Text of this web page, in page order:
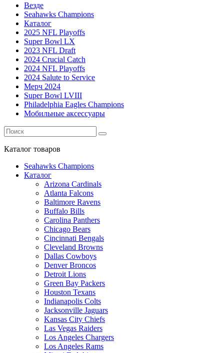
Везде
Seahawks Champions
Каталог
2025 NFL Playoffs
Super Bowl LX
2023 NFL Draft
2024 Crucial Catch
2024 NFL Playoffs
2024 Salute to Service
Мерч 2024
Super Bowl LVIII
Philadelphia Eagles Champions
Мобильные аксессуары
Каталог товаров
Seahawks Champions
Каталог
Arizona Cardinals
Atlanta Falcons
Baltimore Ravens
Buffalo Bills
Carolina Panthers
Chicago Bears
Cincinnati Bengals
Cleveland Browns
Dallas Cowboys
Denver Broncos
Detroit Lions
Green Bay Packers
Houston Texans
Indianapolis Colts
Jacksonville Jaguars
Kansas City Chiefs
Las Vegas Raiders
Los Angeles Chargers
Los Angeles Rams